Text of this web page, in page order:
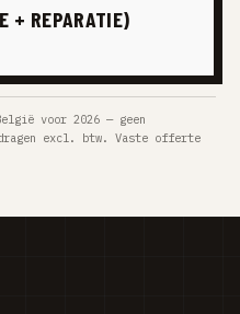
+ REPARATIE)
voor 2026 — geen
excl. btw. Vaste offerte